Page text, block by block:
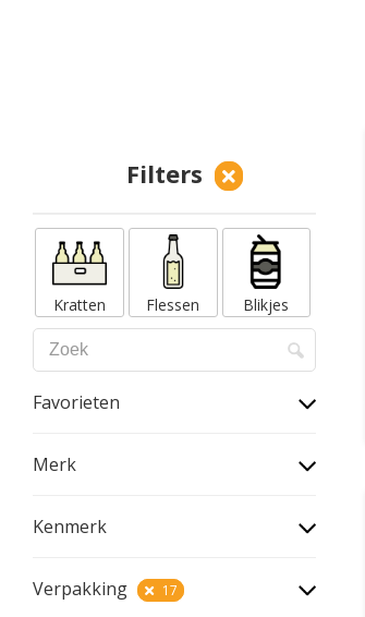
Filters
Kratten Flessen Blikjes
Favorieten
Merk
Kenmerk
Verpakking 17